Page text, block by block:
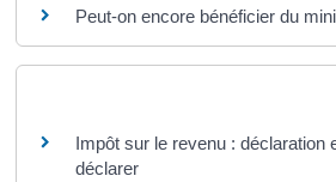
Peut-on encore bénéficier du
Impôt sur le revenu : déclaration
déclarer